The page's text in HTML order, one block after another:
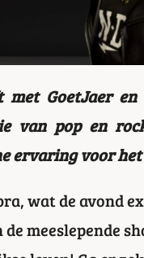
GoetJaer en
van pop en
ervaring voor
wat de avond
meeslepende